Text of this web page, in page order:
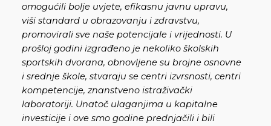
omogućili bolje uvjete, efikasnu javnu upravu,
viši standard u obrazovanju i zdravstvu,
promovirali sve naše potencijale i vrijednosti. U
prošloj godini izgrađeno je nekoliko školskih
sportskih dvorana, obnovljene su brojne osnovne
i srednje škole, stvaraju se centri izvrsnosti, centri
kompetencije, znanstveno istraživački
laboratoriji. Unatoč ulaganjima u kapitalne
investicije i ove smo godine prednjačili i bili